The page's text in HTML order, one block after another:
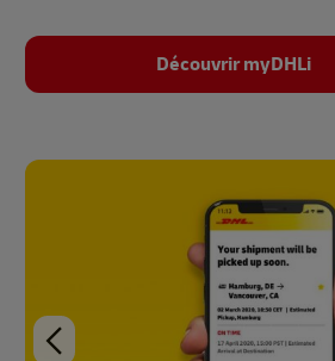
Découvrir myDHLi